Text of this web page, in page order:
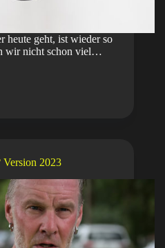
heute geht, ist wieder so
wir nicht schon viel…
Version 2023